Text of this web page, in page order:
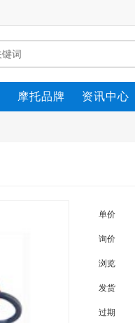
摩托品牌 资讯中心
单价
询价
浏览
发货
过期